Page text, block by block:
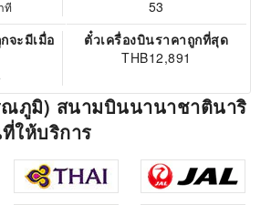
ที
53
จะมีเมื่อ
ตั๋วเครื่องบินราคาถูกที่สุด
THB12,891
ณภูมิ) สนามบินนานาชาตินาริ
ให้บริการ